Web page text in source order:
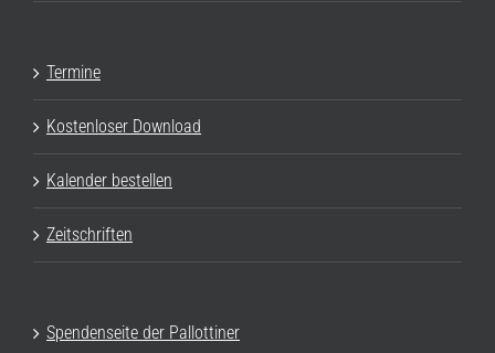
Termine
Kostenloser Download
Kalender bestellen
Zeitschriften
Spendenseite der Pallottiner